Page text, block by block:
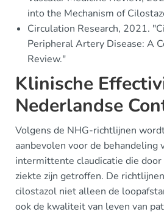
into the Mechanism of
Circulation Research, 2021.
Peripheral Artery Disease: A
Review."
Klinische
Nederlandse
Volgens de NHG-richtlijnen
aanbevolen voor de behandeling
intermittente claudicatie die
ziekte zijn getroffen. De
cilostazol niet alleen de
ook de kwaliteit van leven van